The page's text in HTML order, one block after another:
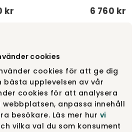
cookies
cookies för att ge dig
bästa upplevelsen av vår
cookies för att analysera
anpassa innehåll
besökare. Läs mer hur vi
vilka val du som konsument
kr 6 760 kr
Birdie Sofabord 115x70 |